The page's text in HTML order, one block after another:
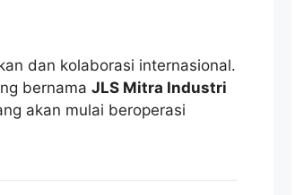
dan kolaborasi internasional.
bernama JLS Mitra Industri
akan mulai beroperasi